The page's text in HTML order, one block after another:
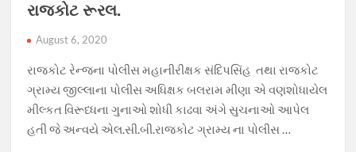
રાજકોટ રૂરલ.
August 6, 2020
રાજકોટ રેન્જના પોલીસ મહાનીરીક્ષક સંદિપસિંહ તથા રાજકોટ
ગ્રામ્ય જીલ્લાના પોલીસ અધિક્ષક બલરામ મીણા એ વણશોધાયેલ
મીલ્કત વિરૂધ્ધના ગુનાઓ શોધી કાઢવા અંગે સુચનાઓ આપેલ
હતી જે અન્વયે એલ.સી.બી.રાજકોટ ગ્રામ્ય ના પોલીસ …